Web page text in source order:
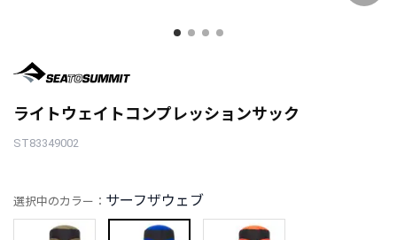
ライトウェイトコンプレッションサック
ST83349002
選択中のカラー： サーフザウェブ